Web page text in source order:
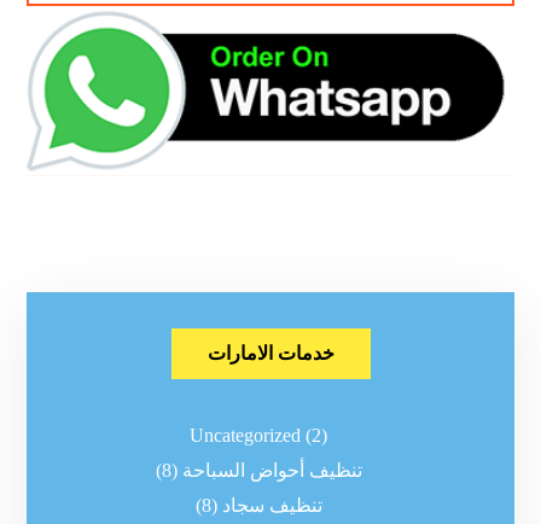
خدمات الامارات
Uncategorized (2)
تنظيف أحواض السباحة (8)
تنظيف سجاد (8)